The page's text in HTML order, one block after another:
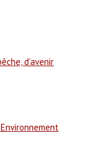
d’avenir